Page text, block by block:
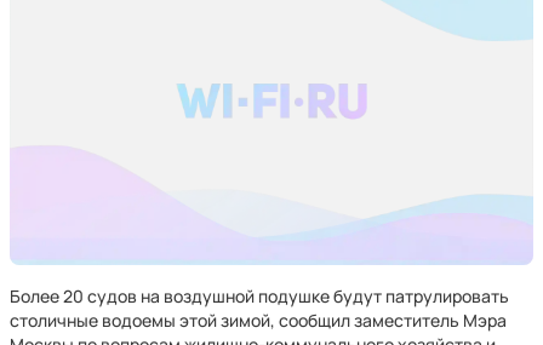
Более 20 судов на воздушной подушке будут патрулировать
столичные водоемы этой зимой, сообщил заместитель Мэра